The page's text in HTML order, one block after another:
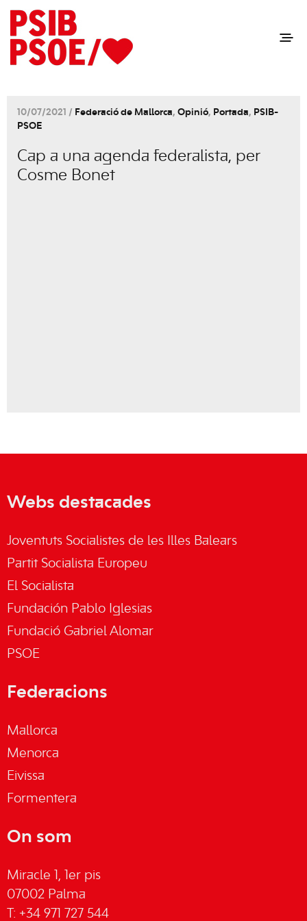
10/07/2021 / Federació de Mallorca, Opinió, Portada, PSIB-
PSOE
Cap a una agenda federalista, per
Cosme Bonet
Webs destacades
Joventuts Socialistes de les Illes Balears
Partit Socialista Europeu
El Socialista
Fundación Pablo Iglesias
Fundació Gabriel Alomar
PSOE
Federacions
Mallorca
Menorca
Eivissa
Formentera
On som
Miracle 1, 1er pis
07002 Palma
T: +34 971 727 544